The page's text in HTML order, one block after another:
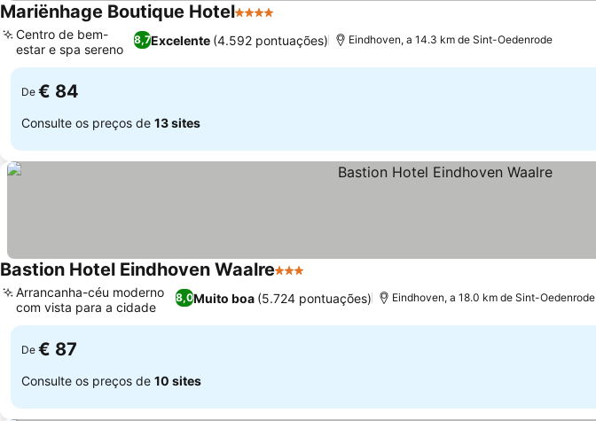
Mariënhage Boutique Hotel4 Estrelas
8,7Excelente (4.592 pontuações)
Centro de bem-
estar e spa sereno
Eindhoven, a 14.3 km de Sint-Oedenrode
De € 84
Consulte os preços de 13 sites
Bastion Hotel Eindhoven Waalre3 Estrelas
8,0Muito boa (5.724 pontuações)
Arrancanha-céu moderno
com vista para a cidade
Eindhoven, a 18.0 km de Sint-Oedenrode
De € 87
Consulte os preços de 10 sites